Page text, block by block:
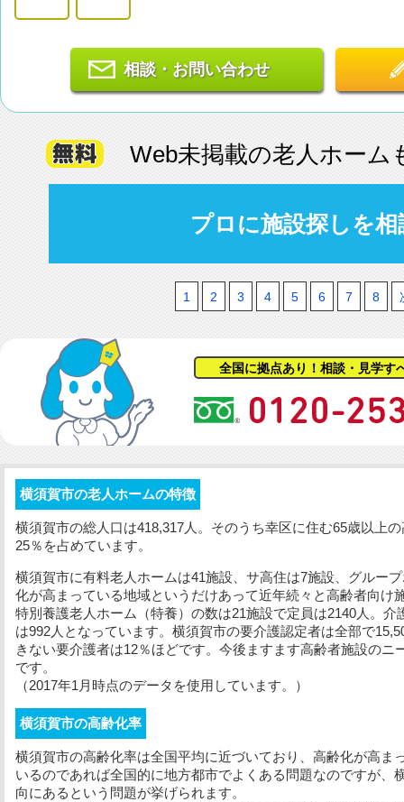
相談・お問い合わせ
Web未掲載の老人ホーム
プロに施設探しを
1 2 3 4 5 6 7 8
全国に拠点あり！相談・見学す
横須賀市の老人ホームの特徴
横須賀市の総人口は418,317人。そのうち幸区に住む65歳以上
25％を占めています。
横須賀市に有料老人ホームは41施設、サ高住は7施設、グルー
化が高まっている地域というだけあって近年続々と高齢者向け
特別養護老人ホーム（特養）の数は21施設で定員は2140人。
は992人となっています。横須賀市の要介護認定者は全部で
きない要介護者は12％ほどです。今後ますます高齢者施設の
です。
（2017年1月時点のデータを使用しています。）
横須賀市の高齢化率
横須賀市の高齢化率は全国平均に近づいており、高齢化が高ま
いるのであれば全国的に地方都市でよくある問題なのですが、
向にあるという問題が挙げられます。